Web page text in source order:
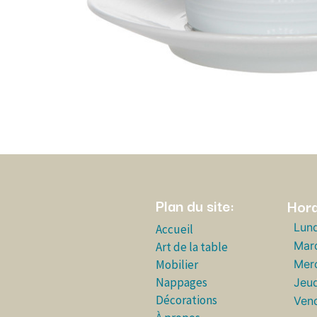
Plan du site:
Accueil
Art de la table
Mobilier
Nappages
Décorations